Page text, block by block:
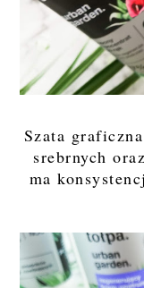
Szata
srebrnych
ma